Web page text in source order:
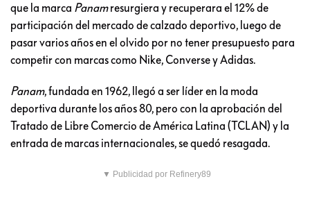
que la marca Panamresurgiera y recuperara el 12% de
participación del mercado de calzado deportivo, luego de
pasar varios años en el olvido por no tener presupuesto para
competir con marcas como Nike, Converse y Adidas.
Panam, fundada en 1962, llegó a ser líder en la moda
deportiva durante los años 80, pero con la aprobación del
Tratado de Libre Comercio de América Latina (TCLAN) y la
entrada de marcas internacionales, se quedó resagada.
▼ Publicidad por Refinery89